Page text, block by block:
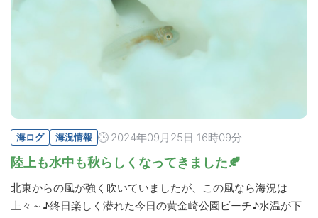
海ログ 海況情報 2024年09月25日 16時09分
陸上も水中も秋らしくなってきました🍂
北東からの風が強く吹いていましたが、この風なら海況は
上々～♪終日楽しく潜れた今日の黄金崎公園ビーチ♪水温が下